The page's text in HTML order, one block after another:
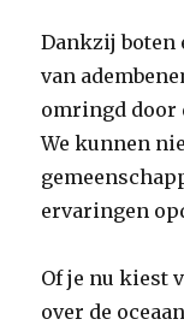
Dankzij boten
van
omringd door
We kunnen
ervaringen
Of je nu kiest
over de